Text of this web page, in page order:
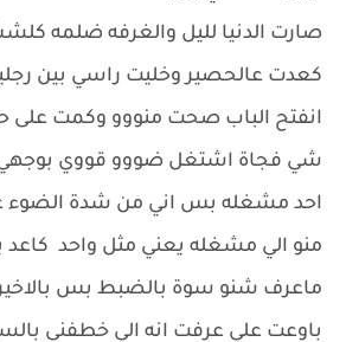
صارت الدنيا لليل والغرفه ضلمه
كعدت عالحصير وخليت راسي بين
انفتح الباب صحت منووو وكمت على
شي فجاة اشتغل ضووو قووي بوجهي
احد مشغله بس اني من شدة الضوء
منو الي مشغله يعني مثل واحد
ماعرف شنو سوة بالضبط بس
باوعت علي عرفت انه الي خطفني